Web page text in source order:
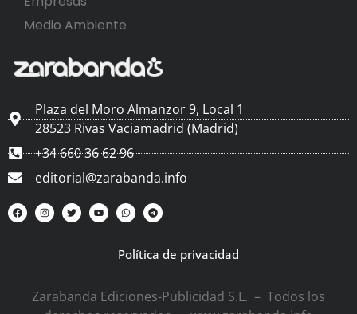
Medio Ambiente
Plaza del Moro Almanzor 9, Local 1
28523 Rivas Vaciamadrid (Madrid)
+34 660 36 62 96
editorial@zarabanda.info
Política de privacidad
Zarabanda Ediciones-Publicidad S.L. – Todos los